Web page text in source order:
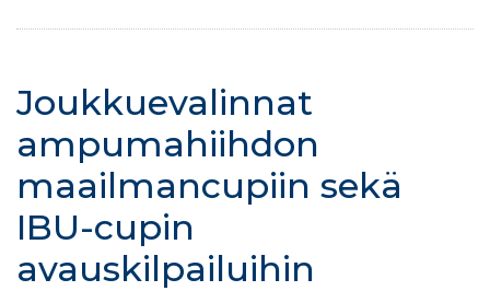
Joukkuevalinnat
ampumahiihdon
maailmancupiin sekä
IBU-cupin
avauskilpailuihin